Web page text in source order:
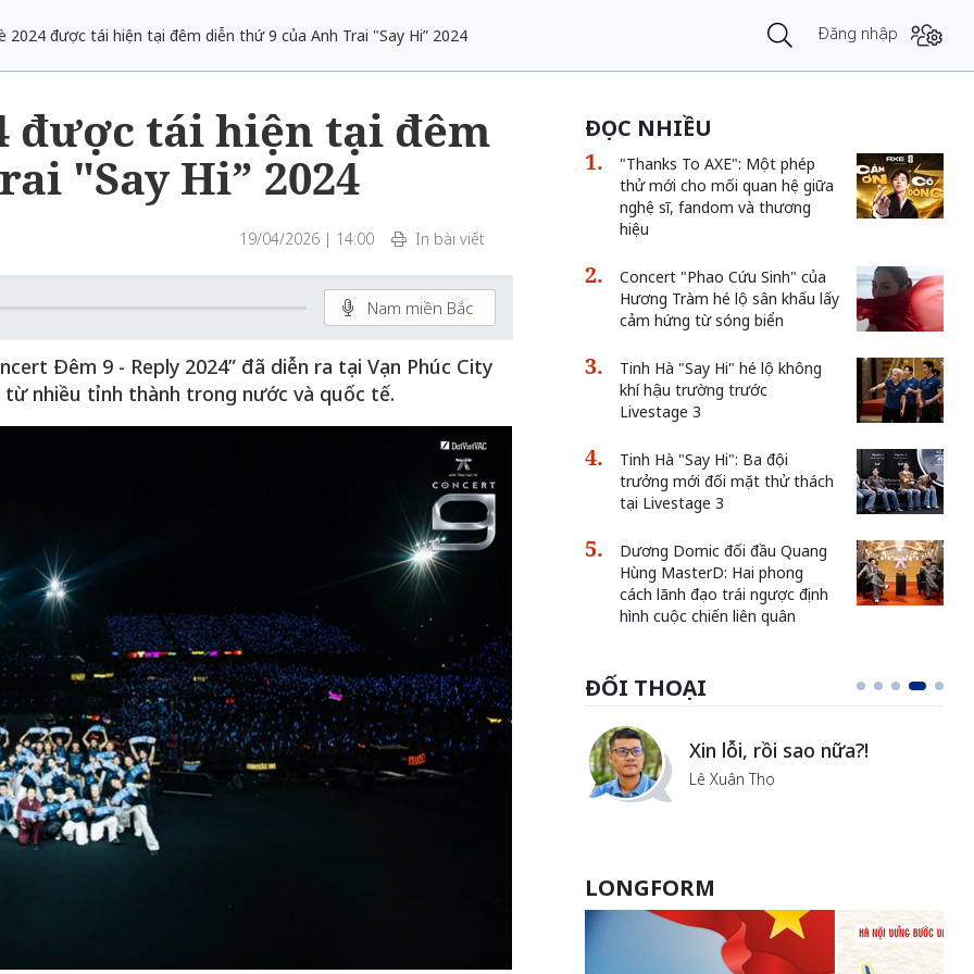
2024 được tái hiện tại đêm diễn thứ 9 của Anh Trai "Say Hi” 2024 Đăng nhập
được tái hiện tại đêm
"Say Hi” 2024
19/04/2026 | 14:00 In bài viết
Nam miền Bắc
Đêm 9 - Reply 2024” đã diễn ra tại Vạn Phúc City
nhiều tỉnh thành trong nước và quốc tế.
ĐỌC NHIỀU
"Thanks To AXE": Một phép
thử mới cho mối quan hệ giữa
nghệ sĩ, fandom và thương
hiệu
Concert "Phao Cứu Sinh" của
Hương Tràm hé lộ sân khấu lấy
cảm hứng từ sóng biển
Tinh Hà "Say Hi" hé lộ không
khí hậu trường trước
Livestage 3
Tinh Hà "Say Hi": Ba đội
trưởng mới đối mặt thử thách
tại Livestage 3
Dương Domic đối đầu Quang
Hùng MasterD: Hai phong
cách lãnh đạo trái ngược định
hình cuộc chiến liên quân
ĐỐI THOẠI
nhà
Bắc Biên - Giữ một ngôi
làng ven sông Hồng của Hà
Xin lỗi, rồi sao nữa?!
Lê Xuân Thọ
LONGFORM